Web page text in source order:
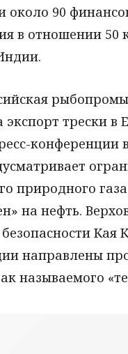
около 90
в отношении 50
трески в
конференции
природного
на нефть.
Кая
направлены
называемого